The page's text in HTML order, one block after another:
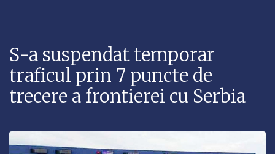
S-a suspendat temporar
traficul prin 7 puncte de
trecere a frontierei cu Serbia